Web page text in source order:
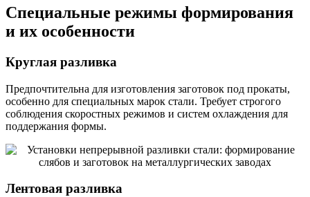
Специальные режимы формирования
и их особенности
Круглая разливка
Предпочтительна для изготовления заготовок под прокаты,
особенно для специальных марок стали. Требует строгого
соблюдения скоростных режимов и систем охлаждения для
поддержания формы.
Лентовая разливка